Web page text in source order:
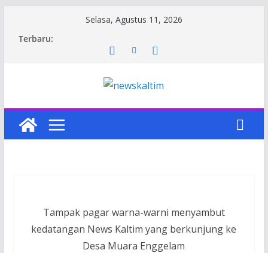
Selasa, Agustus 11, 2026
Terbaru:
Tampak pagar warna-warni menyambut
kedatangan News Kaltim yang berkunjung ke
Desa Muara Enggelam